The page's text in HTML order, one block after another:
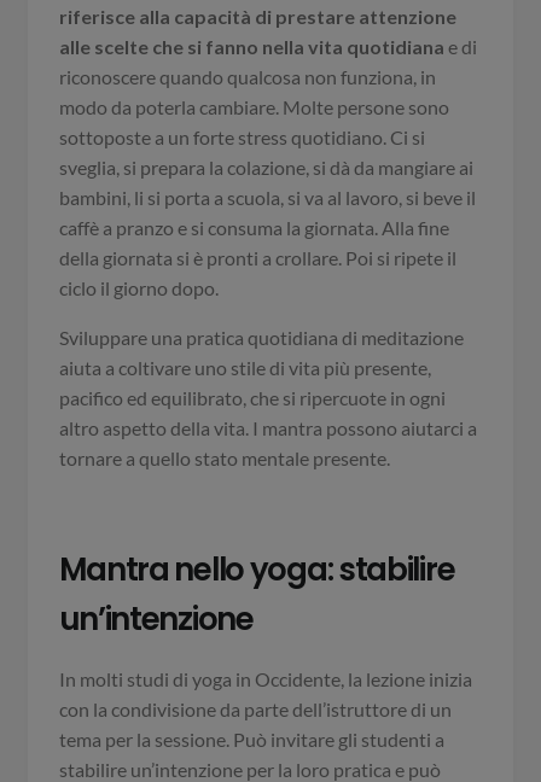
riferisce alla capacità di prestare attenzione
alle scelte che si fanno nella vita quotidiana e di
riconoscere quando qualcosa non funziona, in
modo da poterla cambiare. Molte persone sono
sottoposte a un forte stress quotidiano. Ci si
sveglia, si prepara la colazione, si dà da mangiare ai
bambini, li si porta a scuola, si va al lavoro, si beve il
caffè a pranzo e si consuma la giornata. Alla fine
della giornata si è pronti a crollare. Poi si ripete il
ciclo il giorno dopo.
Sviluppare una pratica quotidiana di meditazione
aiuta a coltivare uno stile di vita più presente,
pacifico ed equilibrato, che si ripercuote in ogni
altro aspetto della vita. I mantra possono aiutarci a
tornare a quello stato mentale presente.
Mantra nello yoga: stabilire
un’intenzione
In molti studi di yoga in Occidente, la lezione inizia
con la condivisione da parte dell’istruttore di un
tema per la sessione. Può invitare gli studenti a
stabilire un’intenzione per la loro pratica e può